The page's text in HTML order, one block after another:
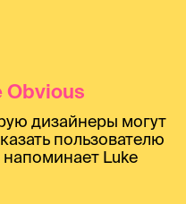
Obvious
дизайнеры могут
пользователю
напоминает Luke